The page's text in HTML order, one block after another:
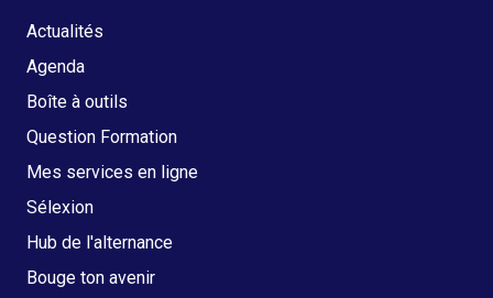
Actualités
Agenda
Boîte à outils
Question Formation
Mes services en ligne
Sélexion
Hub de l'alternance
Bouge ton avenir